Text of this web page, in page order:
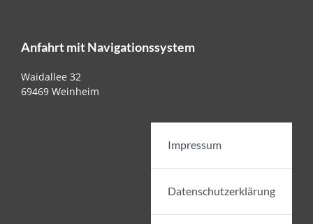
Anfahrt mit Navigationssystem
Waidallee 32
69469 Weinheim
Impressum
Datenschutzerklärung